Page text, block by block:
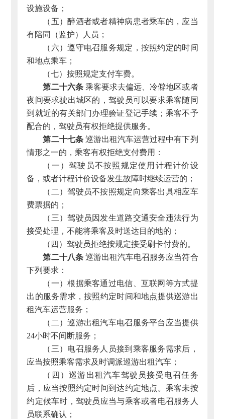
设施设备；
（五）醉酒者或者精神病患者乘车的，应当
有陪同（监护）人员；
（六）遵守电召服务规定，按照约定的时间
和地点乘车；
（七）按照规定支付车费。
第二十六条乘客要求去偏远、冷僻地区或者
夜间要求驶出城区的，驾驶员可以要求乘客随同
到就近的有关部门办理验证登记手续；乘客不予
配合的，驾驶员有权拒绝提供服务。
第二十七条巡游出租汽车运营过程中有下列
情形之一的，乘客有权拒绝支付费用：
（一）驾驶员不按照规定使用计程计价设
备，或者计程计价设备发生故障时继续运营的；
（二）驾驶员不按照规定向乘客出具相应车
费票据的；
（三）驾驶员因发生道路交通安全违法行为
接受处理，不能将乘客及时送达目的地的；
（四）驾驶员拒绝按规定接受刷卡付费的。
第二十八条巡游出租汽车电召服务应当符合
下列要求：
（一）根据乘客通过电信、互联网等方式提
出的服务需求，按照约定时间和地点提供巡游出
租汽车运营服务；
（二）巡游出租汽车电召服务平台应当提供
24小时不间断服务；
（三）电召服务人员接到乘客服务需求后，
应当按照乘客需求及时调派巡游出租汽车；
（四）巡游出租汽车驾驶员接受电召任务
后，应当按照约定时间到达约定地点。乘客未按
约定候车时，驾驶员应当与乘客或者电召服务人
员联系确认；